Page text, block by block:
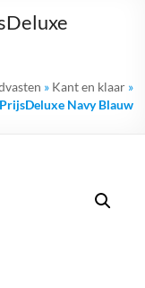
» Kant en klaar»
Navy Blauw